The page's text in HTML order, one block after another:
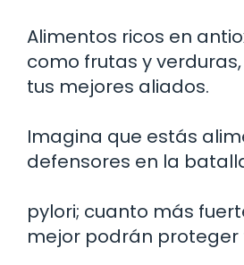
Alimentos ricos en
como frutas y
tus mejores aliados.
Imagina que estás
defensores en la
pylori; cuanto más
mejor podrán proteger